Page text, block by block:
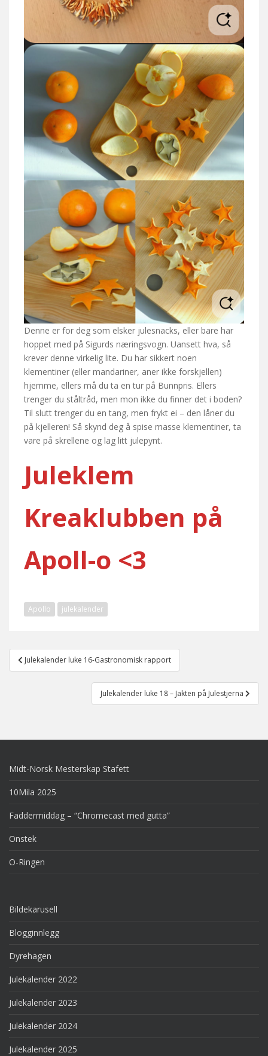
Denne er for deg som elsker julesnacks, eller bare har
hoppet med på Sigurds næringsvogn. Uansett hva, så
krever denne virkelig lite. Du har sikkert noen
klementiner (eller mandariner, aner ikke forskjellen)
hjemme, ellers må du ta en tur på Bunnpris. Ellers
trenger du ståltråd, men mon ikke du finner det i boden?
Til slutt trenger du en tang, men frykt ei – den låner du
på kjelleren! Så skynd deg å spise masse klementiner, ta
vare på skrellene og lag litt julepynt.
Juleklem
Kreaklubben på
Apoll-o <3
Apollo julekalender
Post
navigation
Julekalender luke 16-Gastronomisk rapport
Julekalender luke 18 – Jakten på Julestjerna
Midt-Norsk Mesterskap Stafett
10Mila 2025
Faddermiddag – “Chromecast med gutta”
Onstek
O-Ringen
Bildekarusell
Blogginnlegg
Dyrehagen
Julekalender 2022
Julekalender 2023
Julekalender 2024
Julekalender 2025